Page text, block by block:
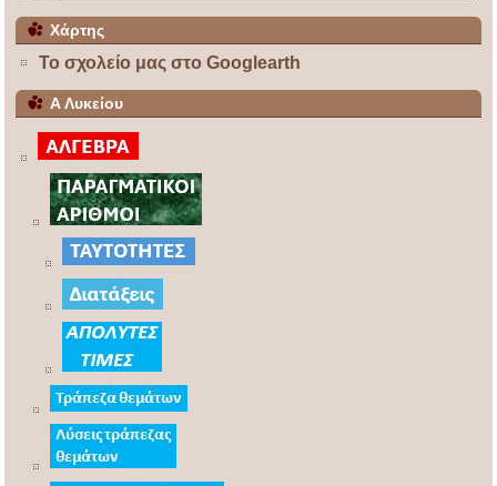
Χάρτης
Το σχολείο μας στο Googlearth
Α Λυκείου